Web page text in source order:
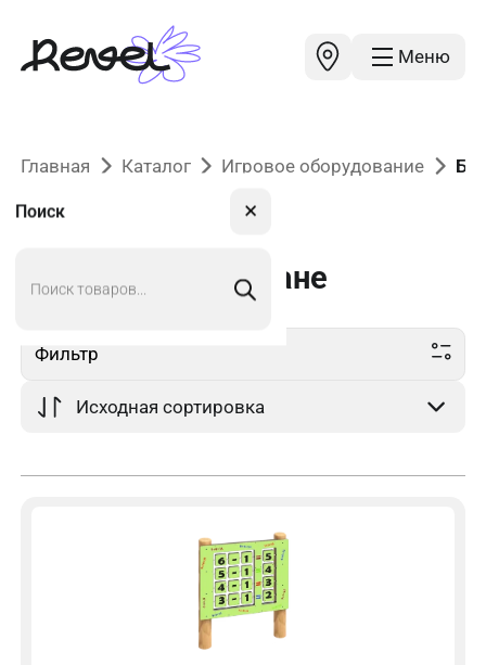
Меню
Поиск ✕
Главная Каталог Игровое оборудование
Бизиборды в Астане
Фильтр